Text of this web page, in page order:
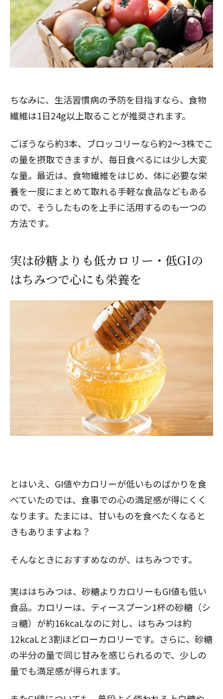
ちなみに、生活習慣病の予防を目指すなら、食物
繊維は1日24g以上取ることが推奨されます。
ごぼうなら約3本、ブロッコリーなら約2～3株でこ
の量を摂取できますが、毎日食べるには少し大変
な量。最近は、食物繊維をはじめ、体に必要な栄
養を一度にまとめて取れる手軽な食品などもある
ので、そうしたものを上手に活用するのも一つの
方法です。
実は砂糖よりも低カロリー・低GIの
はちみつで心にも栄養を
とはいえ、GI値やカロリーが低いものばかりを食
べていたのでは、食事での心の満足感が得にくく
なります。たまには、甘いものを食べたくなると
きもありますよね？
そんなときにおすすめなのが、はちみつです。
実ははちみつは、砂糖よりカロリーもGI値も低い
食品。カロリーは、ティースプーン1杯の砂糖（シ
ョ糖）が約16kcaLなのに対し、はちみつは約
12kcaLと3割ほどローカロリーです。さらに、 砂糖
の半分の量で同じ甘みを感じられるので、少しの
量でも満足感が得られます。